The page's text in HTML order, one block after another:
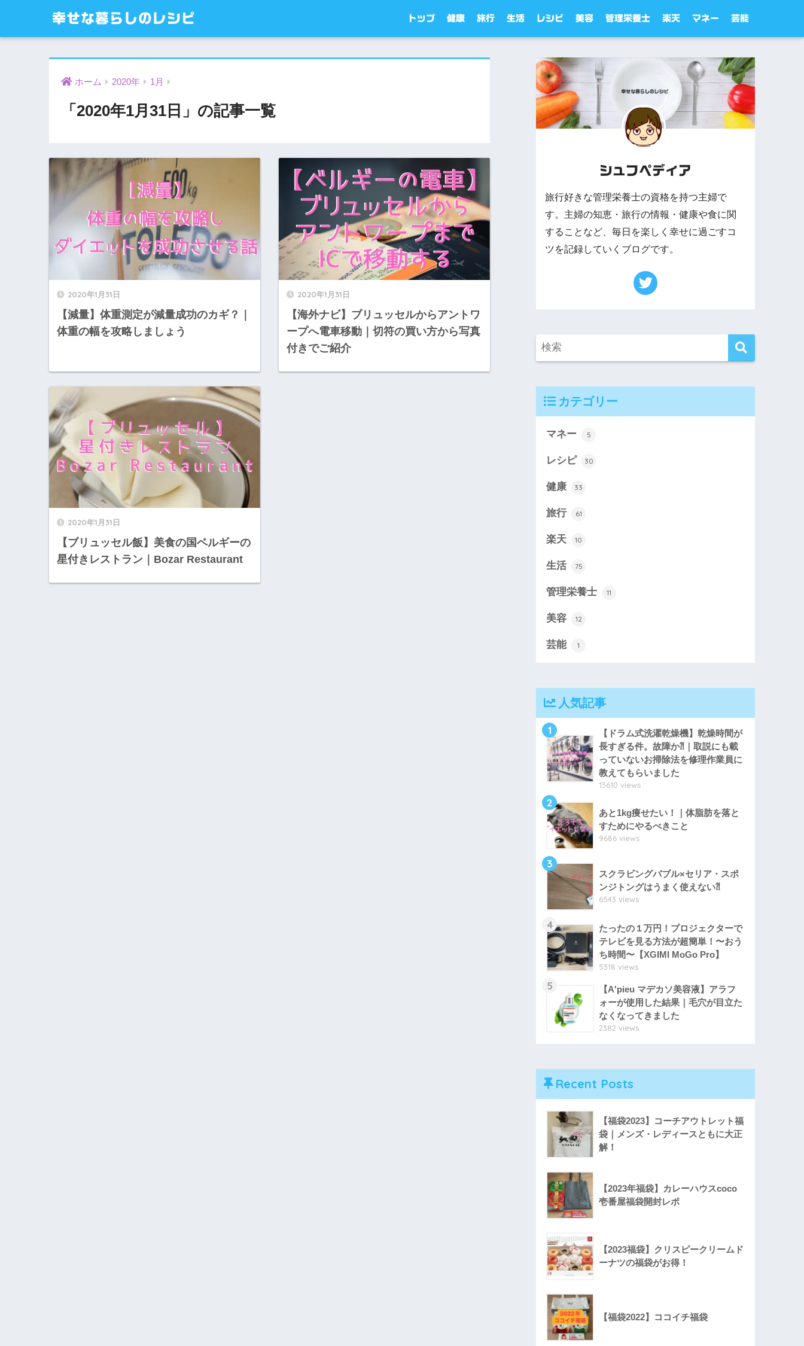
幸せな暮らしのレシピ トップ 健康 旅行 生活 レシピ 美容 管理栄養士 楽天 マネー 芸能
ホーム 2020年 1月
「2020年1月31日」の記事一覧
2020年1月31日
【減量】体重測定が減量成功のカギ？｜
体重の幅を攻略しましょう
2020年1月31日
【海外ナビ】ブリュッセルからアントワ
ープへ電車移動｜切符の買い方から写真
付きでご紹介
2020年1月31日
【ブリュッセル飯】美食の国ベルギーの
星付きレストラン｜Bozar Restaurant
シュフペディア
旅行好きな管理栄養士の資格を持つ主婦で
す。主婦の知恵・旅行の情報・健康や食に関
することなど、毎日を楽しく幸せに過ごすコ
ツを記録していくブログです。
カテゴリー
マネー 5
レシピ 30
健康 33
旅行 61
楽天 10
生活 75
管理栄養士 11
美容 12
芸能 1
人気記事
1
【ドラム式洗濯乾燥機】乾燥時間が
長すぎる件。故障か⁈｜取説にも載
っていないお掃除法を修理作業員に
教えてもらいました
13610 views
2
あと1kg痩せたい！｜体脂肪を落と
すためにやるべきこと
9686 views
3
スクラビングバブル×セリア・スポ
ンジトングはうまく使えない⁈
6543 views
4
たったの１万円！プロジェクターで
テレビを見る方法が超簡単！〜おう
ち時間〜【XGIMI MoGo Pro】
5318 views
5
【A'pieu マデカソ美容液】アラフ
ォーが使用した結果｜毛穴が目立た
なくなってきました
2382 views
Recent Posts
【福袋2023】コーチアウトレット福
袋｜メンズ・レディースともに大正
解！
【2023年福袋】カレーハウスcoco
壱番屋福袋開封レポ
【2023福袋】クリスピークリームド
ーナツの福袋がお得！
【福袋2022】ココイチ福袋